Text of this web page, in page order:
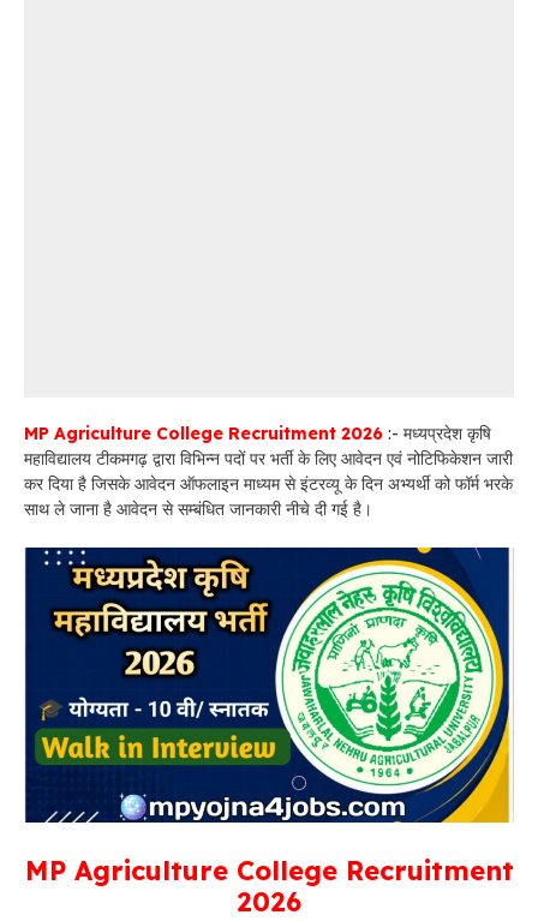
MP Agriculture College Recruitment 2026 :- मध्यप्रदेश कृषि
महाविद्यालय टीकमगढ़ द्वारा विभिन्न पदों पर भर्ती के लिए आवेदन एवं नोटिफिकेशन जारी
कर दिया है जिसके आवेदन ऑफलाइन माध्यम से इंटरव्यू के दिन अभ्यर्थी को फॉर्म भरके
साथ ले जाना है आवेदन से सम्बंधित जानकारी नीचे दी गई है।
MP Agriculture College Recruitment
2026